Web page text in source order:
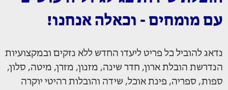
עם מומחים - וכאלה אנחנו!
נדאג להוביל כל פריט ליעדו החדש ללא נזקים ובמקצועיות
הנדרשת הובלת ארון, חדר שינה, מזנון, מזרן, מיטה, סלון,
ספות, ספריה, פינת אוכל, שידה והובלות רהיטי יוקרה